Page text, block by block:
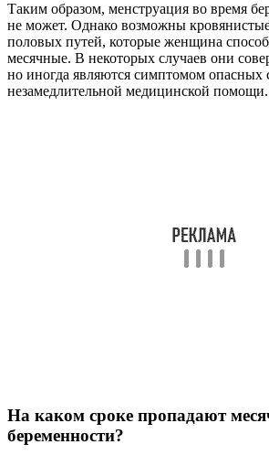
Таким образом, менструация во время
не может. Однако возможны
половых путей, которые женщина
месячные. В некоторых случаев они
но иногда являются симптомом опасных
незамедлительной медицинской помощи.
На каком сроке пропадают
беременности?